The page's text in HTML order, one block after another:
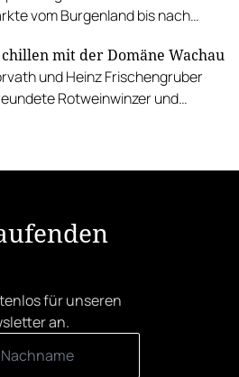
vom Burgenland bis nach
mit der Domäne Wachau
und Heinz Frischengruber
Rotweinwinzer und
für unseren
an.